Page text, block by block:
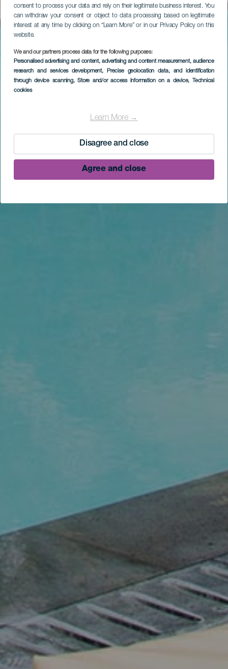
consent to process your data and rely on their legitimate business interest. You
can withdraw your consent or object to data processing based on legitimate
interest at any time by clicking on “Learn More” or in our Privacy Policy on this
website.
We and our partners process data for the following purposes:
Personalised advertising and content, advertising and content measurement, audience
research and services development, Precise geolocation data, and identification
through device scanning, Store and/or access information on a device, Technical
cookies
Learn More →
Disagree and close
Agree and close